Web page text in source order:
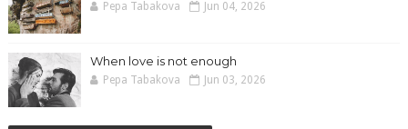
Pepa Tabakova Jun 04, 2026
When love is not enough
Pepa Tabakova Jun 03, 2026